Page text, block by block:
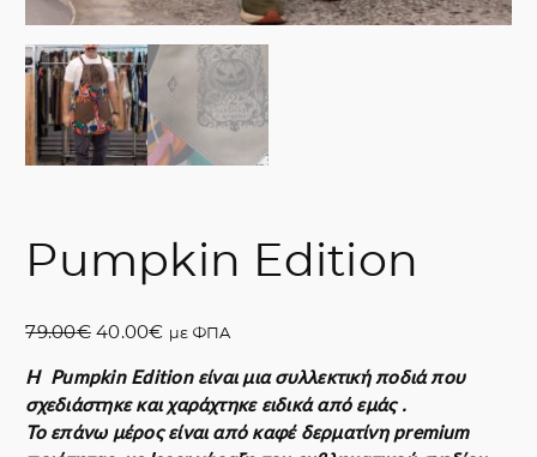
Pumpkin Edition
79.00€ O
i
g
i
40.00€Η
ρ
έ
χ
με ΦΠΑ
Η Pumpkin Edition είναι μια συλλεκτική ποδιά που
σχεδιάστηκε και χαράχτηκε ειδικά από εμάς .
Το επάνω μέρος είναι από καφέ δερματίνη premium